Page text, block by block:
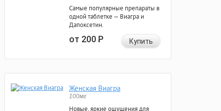
Самые популярные препараты в
одной таблетке — Виагра и
Дапоксетин.
от 200Р Купить
Женская Виагра
100мг
Новые, яркие ощущения для